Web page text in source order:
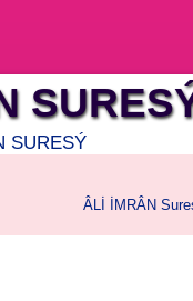
SURESÝ
ÂLİ İMRÂN